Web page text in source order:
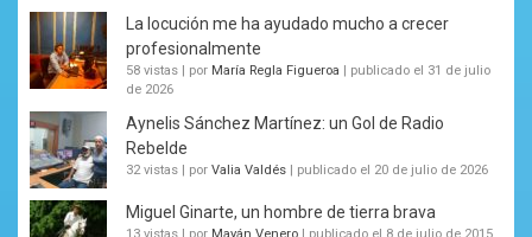
La locución me ha ayudado mucho a crecer
profesionalmente
58 vistas por María Regla Figueroa
publicado el 31 de julio
de 2026
Aynelis Sánchez Martínez: un Gol de Radio
Rebelde
32 vistas por Valia Valdés publicado el 20 de julio de 2026
Miguel Ginarte, un hombre de tierra brava